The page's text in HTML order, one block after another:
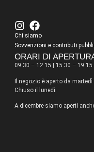
Chi siamo
Sovvenzioni e contributi
ORARI DI
09.30 – 12.15 | 15.30 – 19.15
Il negozio è aperto da martedì
Chiuso il lunedì.
A dicembre siamo aperti